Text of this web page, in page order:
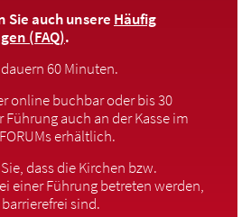
Sie auch unsere Häufig
(FAQ).
60 Minuten.
online buchbar oder bis 30
Führung auch an der Kasse im
erhältlich.
dass die Kirchen bzw.
einer Führung betreten werden,
sind.